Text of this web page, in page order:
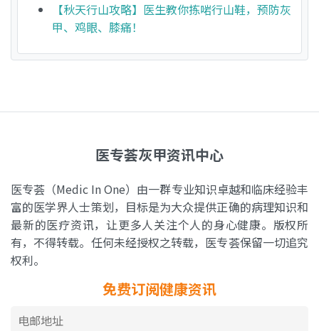
【秋天行山攻略】医生教你拣啱行山鞋，预防灰
甲、鸡眼、膝痛！
医专荟灰甲资讯中心
医专荟（Medic In One）由一群专业知识卓越和临床经验丰
富的医学界人士策划，目标是为大众提供正确的病理知识和
最新的医疗资讯，让更多人关注个人的身心健康。版权所
有，不得转载。任何未经授权之转载，医专荟保留一切追究
权利。
免费订阅健康资讯